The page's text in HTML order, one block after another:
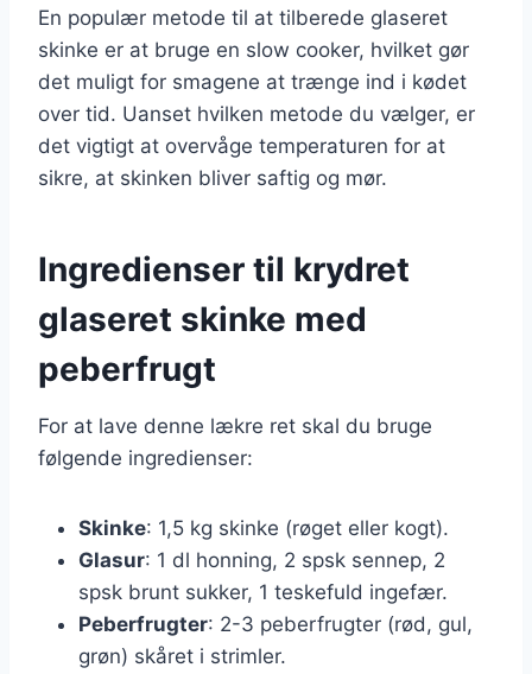
En populær metode til at tilberede glaseret
skinke er at bruge en slow cooker, hvilket gør
det muligt for smagene at trænge ind i kødet
over tid. Uanset hvilken metode du vælger, er
det vigtigt at overvåge temperaturen for at
sikre, at skinken bliver saftig og mør.
Ingredienser til krydret
glaseret skinke med
peberfrugt
For at lave denne lækre ret skal du bruge
følgende ingredienser:
Skinke: 1,5 kg skinke (røget eller kogt).
Glasur: 1 dl honning, 2 spsk sennep, 2
spsk brunt sukker, 1 teskefuld ingefær.
Peberfrugter: 2-3 peberfrugter (rød, gul,
grøn) skåret i strimler.